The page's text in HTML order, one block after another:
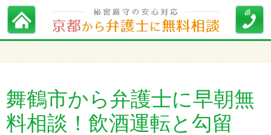
舞鶴市から弁護士に早朝無
料相談！飲酒運転と勾留